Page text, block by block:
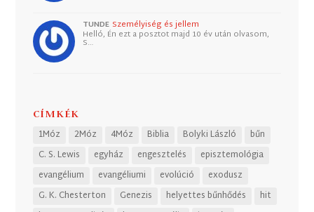
TUNDE Személyiség és jellem
Helló, Én ezt a posztot majd 10 év után olvasom,
S…
CÍMKÉK
1Móz 2Móz 4Móz Biblia Bolyki László
bűn
C. S. Lewis
egyház engesztelés
episztemológia
evangélium
evangéliumi evolúció
exodusz
G. K. Chesterton
Genezis helyettes bűnhődés
hit